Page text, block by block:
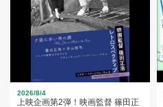
2026/8/4
上映企画第2弾！映画監督 篠田正